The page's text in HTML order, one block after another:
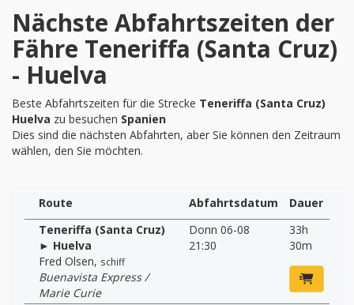
Nächste Abfahrtszeiten der
Fähre Teneriffa (Santa Cruz)
- Huelva
Beste Abfahrtszeiten für die Strecke Teneriffa (Santa Cruz)
Huelva zu besuchen Spanien
Dies sind die nächsten Abfahrten, aber Sie können den Zeitraum
wählen, den Sie möchten.
Route Abfahrtsdatum
Dauer
Teneriffa (Santa Cruz)
► Huelva
Fred Olsen, schiff
Buenavista Express /
Marie Curie
Donn 06-08
21:30
33h
30m